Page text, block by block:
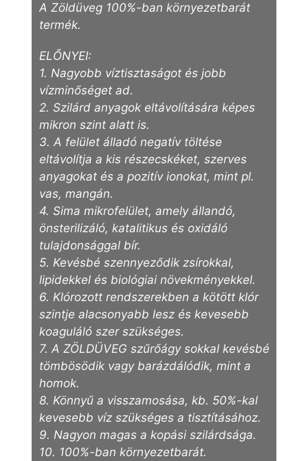
A Zöldüveg 100%-ban környezetbarát
termék.
ELŐNYEI:
1. Nagyobb víztisztaságot és jobb
vízminőséget ad.
2. Szilárd anyagok eltávolítására képes
mikron szint alatt is.
3. A felület álladó negatív töltése
eltávolítja a kis részecskéket, szerves
anyagokat és a pozitív ionokat, mint pl.
vas, mangán.
4. Sima mikrofelület, amely állandó,
önsterilizáló, katalitikus és oxidáló
tulajdonsággal bír.
5. Kevésbé szennyeződik zsírokkal,
lipidekkel és biológiai növekményekkel.
6. Klórozott rendszerekben a kötött klór
szintje alacsonyabb lesz és kevesebb
koaguláló szer szükséges.
7. A ZÖLDÜVEG szűrőágy sokkal kevésbé
tömbösödik vagy barázdálódik, mint a
homok.
8. Könnyű a visszamosása, kb. 50%-kal
kevesebb víz szükséges a tisztításához.
9. Nagyon magas a kopási szilárdsága.
10. 100%-ban környezetbarát.